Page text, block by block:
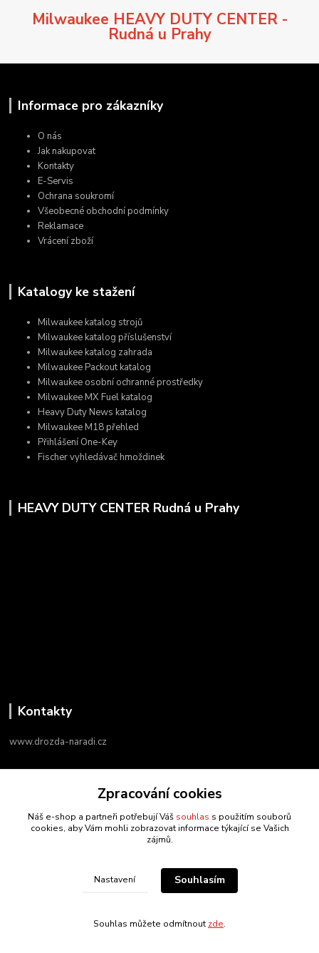
Milwaukee HEAVY DUTY CENTER -
Rudná u Prahy
Informace pro zákazníky
O nás
Jak nakupovat
Kontakty
E-Servis
Ochrana soukromí
Všeobecné obchodní podmínky
Reklamace
Vrácení zboží
Katalogy ke stažení
Milwaukee katalog strojů
Milwaukee katalog příslušenství
Milwaukee katalog zahrada
Milwaukee Packout katalog
Milwaukee osobní ochranné prostředky
Milwaukee MX Fuel katalog
Heavy Duty News katalog
Milwaukee M18 přehled
Přihlášení One-Key
Fischer vyhledávač hmoždinek
HEAVY DUTY CENTER Rudná u Prahy
Kontakty
www.drozda-naradi.cz
info@drozda-naradi.cz
drozda-naradi.cz
Zpracování cookies
Náš e-shop a partneři potřebují Váš souhlas s použitím souborů
cookies, aby Vám mohli zobrazovat informace týkající se Vašich
zájmů.
Nastavení Souhlasím
Souhlas můžete odmítnout zde.